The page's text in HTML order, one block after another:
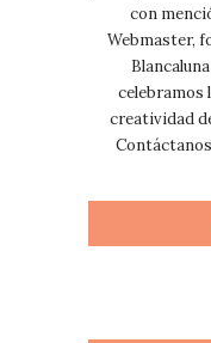
con
Webmaster,
celebramos
creatividad